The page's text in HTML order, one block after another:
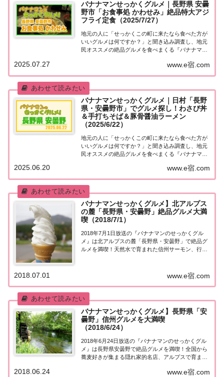
バナナマンせっかくグルメ｜長野県 安曇
野市「お食事処 かわせみ」絶品特大アジ
フライ定食（2025/7/27）
地元の人に「せっかくこの町に来たなら食べた方が
いいグルメは何ですか？」と聞き込み調査し、地元
民オススメの絶品グルメを食べまくる『バナナマン
マンのせっかくグルメ』は日村さんが長野県・安曇
www.e宿.com
2025.07.27
バナナマンせっかくグルメ｜日村「長野
県・安曇野市」でグルメ探し！わさび丼
＆手打ちそば＆豚骨醤油ラーメン
（2025/6/22）
地元の人に「せっかくこの町に来たなら食べた方が
いいグルメは何ですか？」と聞き込み調査し、地元
民オススメの絶品グルメを食べまくる『バナナマン
マンのせっかくグルメ』は日村さんが長野県・安曇
野市で絶品グルメを満喫！名物本わさび丼＆手打...
www.e宿.com
2025.06.20
バナナマンせっかくグルメ】北アルプス
の麓「長野県・安曇野」絶品グルメ大満
喫（2018/7/1）
2018年7月1日放送の『バナナマンのせっかくグル
メ』は北アルプスの麓「長野県・安曇野」で絶品グ
ルメを満喫！天然水で育まれた信州サーモン、行列
なら食べたほうがいいグルメは何ですか？」日本
www.e宿.com
2018.07.01
バナナマンせっかくグルメ】長野県「安
曇野」信州グルメを大満喫
（2018/6/24）
2018年6月24日放送の『バナナマンのせっかくグル
メ』は長野県安曇野で絶品グルメを満喫！全国から
蕎麦好きが集まる隠れ家的名店、アルプスで育まれ
らではの絶品グルメ、雄大な牧場でスイーツなど紹
www.e宿.com
2018.06.24